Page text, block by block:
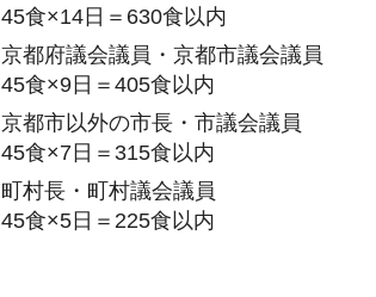
45食×14日＝630食以内
京都府議会議員・京都市議会議員
45食×9日＝405食以内
京都市以外の市長・市議会議員
45食×7日＝315食以内
町村長・町村議会議員
45食×5日＝225食以内